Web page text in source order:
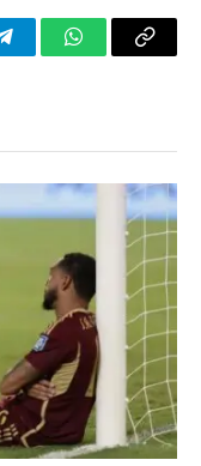
TelegramWhatsApp